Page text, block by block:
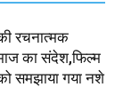
रचनात्मक
का संदेश,फिल्म
को समझाया गया नशे